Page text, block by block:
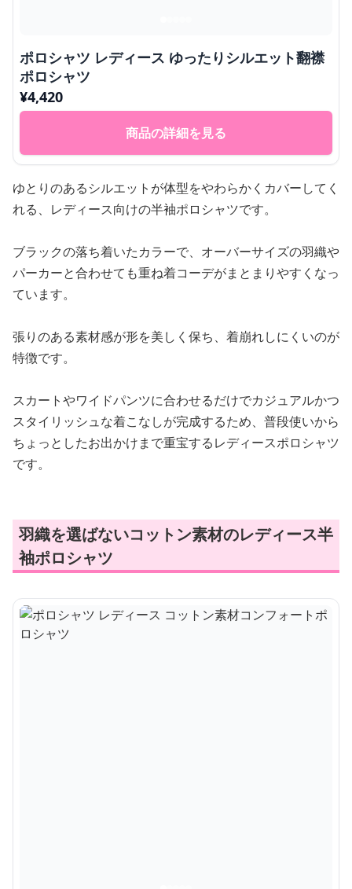
ポロシャツ レディース ゆったりシルエット翻襟
ポロシャツ
¥4,420
商品の詳細を見る
ゆとりのあるシルエットが体型をやわらかくカバーしてく
れる、レディース向けの半袖ポロシャツです。
ブラックの落ち着いたカラーで、オーバーサイズの羽織や
パーカーと合わせても重ね着コーデがまとまりやすくなっ
ています。
張りのある素材感が形を美しく保ち、着崩れしにくいのが
特徴です。
スカートやワイドパンツに合わせるだけでカジュアルかつ
スタイリッシュな着こなしが完成するため、普段使いから
ちょっとしたお出かけまで重宝するレディースポロシャツ
です。
羽織を選ばないコットン素材のレディース半
袖ポロシャツ